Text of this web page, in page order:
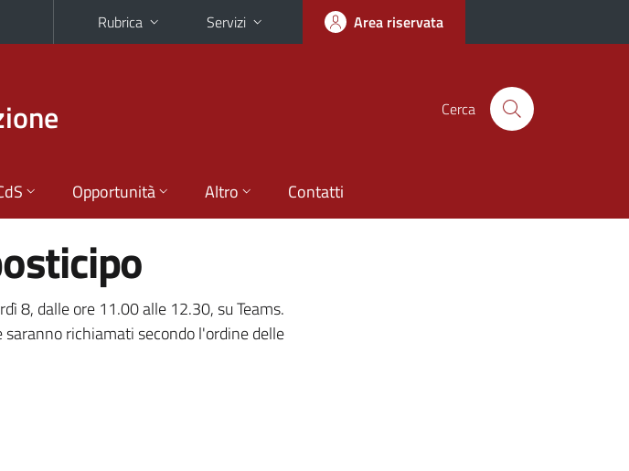
Rubrica Servizi Area riservata
Cerca
Opportunità Altro Contatti
8, dalle ore 11.00 alle 12.30, su Teams.
richiamati secondo l'ordine delle